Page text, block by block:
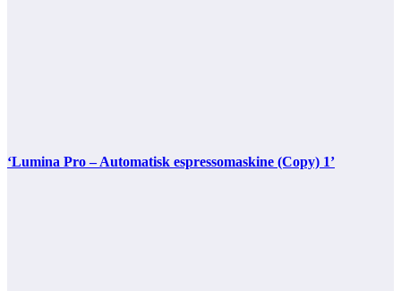
‘Lumina Pro – Automatisk espressomaskine (Copy) 1’